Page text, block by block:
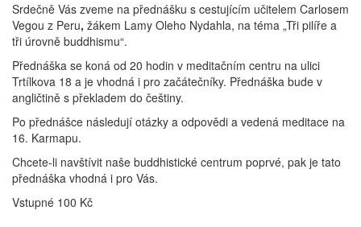
Srdečně Vás zveme na přednášku s cestujícím učitelem Carlosem
Vegou z Peru, žákem Lamy Oleho Nydahla, na téma „Tři pilíře a
tři úrovně buddhismu“.
Přednáška se koná od 20 hodin v meditačním centru na ulici
Trtílkova 18 a je vhodná i pro začátečníky. Přednáška bude v
angličtině s překladem do češtiny.
Po přednášce následují otázky a odpovědi a vedená meditace na
16. Karmapu.
Chcete-li navštívit naše buddhistické centrum poprvé, pak je tato
přednáška vhodná i pro Vás.
Vstupné 100 Kč